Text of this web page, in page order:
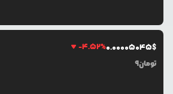
-4.52%0.00005045$
9تومان